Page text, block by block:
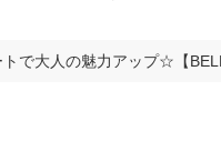
で大人の魅力アップ☆【